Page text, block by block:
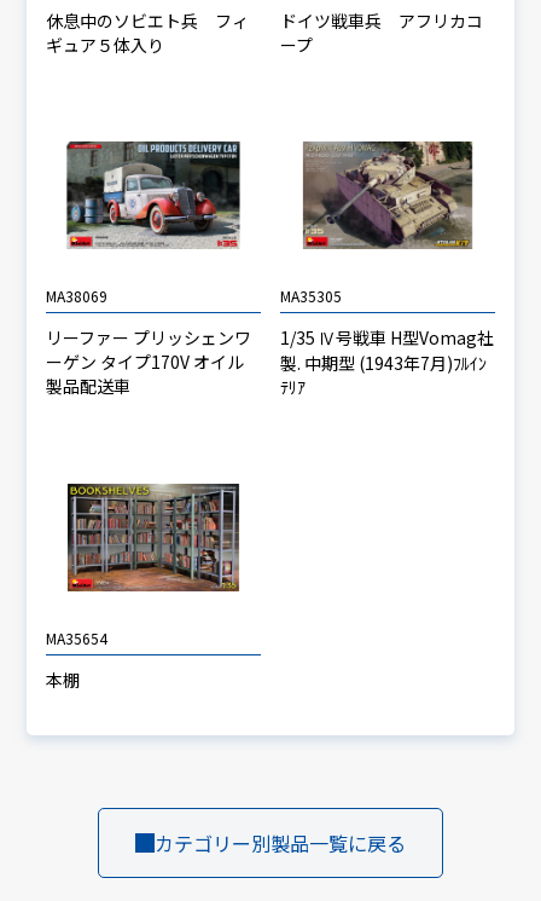
休息中のソビエト兵 フィ
ギュア５体入り
ドイツ戦車兵 アフリカコ
ープ
MA38069
リーファー プリッシェンワ
ーゲン タイプ170V オイル
製品配送車
MA35305
1/35 Ⅳ号戦車 H型Vomag社
製. 中期型 (1943年7月)ﾌﾙｲﾝ
ﾃﾘｱ
MA35654
本棚
カテゴリー別製品一覧に戻る